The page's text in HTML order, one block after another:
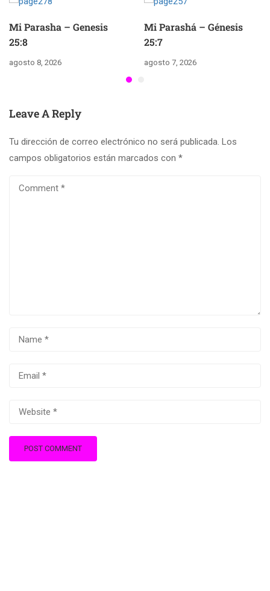
Mi Parasha – Genesis
25:8
agosto 8, 2026
Mi Parashá – Génesis
25:7
agosto 7, 2026
Leave A Reply
Tu dirección de correo electrónico no será publicada. Los
campos obligatorios están marcados con *